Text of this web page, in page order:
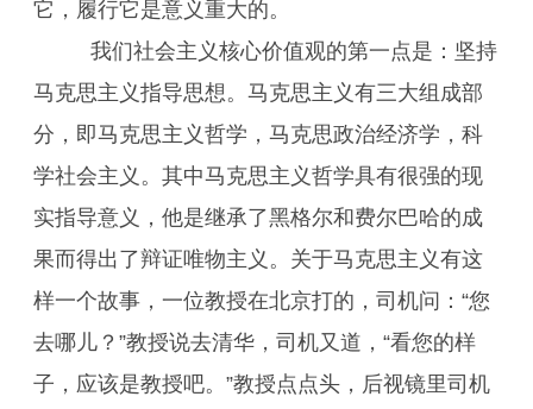
它，履行它是意义重大的。
我们社会主义核心价值观的第一点是：坚持
马克思主义指导思想。马克思主义有三大组成部
分，即马克思主义哲学，马克思政治经济学，科
学社会主义。其中马克思主义哲学具有很强的现
实指导意义，他是继承了黑格尔和费尔巴哈的成
果而得出了辩证唯物主义。关于马克思主义有这
样一个故事，一位教授在北京打的，司机问：“您
去哪儿？”教授说去清华，司机又道，“看您的样
子，应该是教授吧。”教授点点头，后视镜里司机